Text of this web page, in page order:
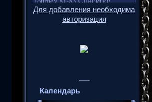
Для добавления необходима
авторизация
Календарь